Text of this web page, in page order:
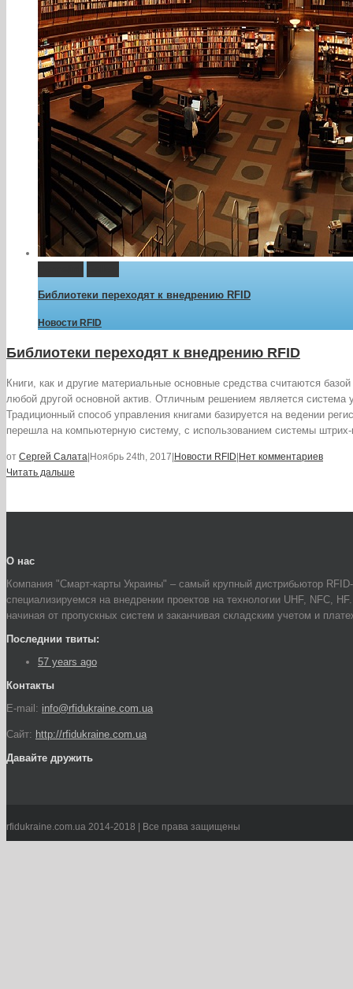
Библиотеки переходят к внедрению RFID
Новости RFID
Библиотеки переходят к внедрению RFID
Книги, как и другие материальные основные средства считаются
любой другой основной актив. Отличным решением является система
Традиционный способ управления книгами базируется на ведении
перешла на компьютерную систему, с использованием системы
от Сергей Салата|Ноябрь 24th, 2017|Новости RFID|Нет комментариев
Читать дальше
О нас
Компания "Смарт-карты Украины" – самый крупный дистрибьютор
специализируемся на внедрении проектов на технологии UHF, NFC,
начиная от пропускных систем и заканчивая складским учетом и
Последнии твиты:
57 years ago
Контакты
E-mail: info@rfidukraine.com.ua
Сайт: http://rfidukraine.com.ua
Давайте дружить
rfidukraine.com.ua 2014-2018 | Все права защищены